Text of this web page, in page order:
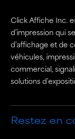
Click Affiche Inc.
d’impression qui
d’affichage et de
véhicules,
commercial,
solutions
Restez en